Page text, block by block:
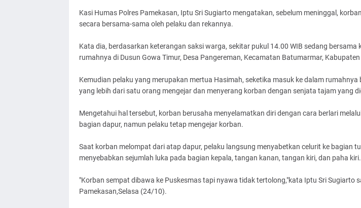
Kasi Humas Polres Pamekasan, Iptu Sri Sugiarto mengatakan, sebelum meninggal,
secara bersama-sama oleh pelaku dan rekannya.
Kata dia, berdasarkan keterangan saksi warga, sekitar pukul 14.00 WIB sedang bersama
rumahnya di Dusun Gowa Timur, Desa Pangereman, Kecamatan Batumarmar,
Kemudian pelaku yang merupakan mertua Hasimah, seketika masuk ke dalam rumahnya
yang lebih dari satu orang mengejar dan menyerang korban dengan senjata tajam yang
Mengetahui hal tersebut, korban berusaha menyelamatkan diri dengan cara berlari
bagian dapur, namun pelaku tetap mengejar korban.
Saat korban melompat dari atap dapur, pelaku langsung menyabetkan celurit ke bagian
menyebabkan sejumlah luka pada bagian kepala, tangan kanan, tangan kiri, dan paha kiri.
"Korban sempat dibawa ke Puskesmas tapi nyawa tidak tertolong,"kata Iptu Sri Sugiarto
Pamekasan,Selasa (24/10).